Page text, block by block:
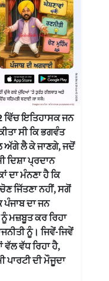
ਵਿੱਚ ਇਤਿਹਾਸਕ ਜਨ
ਸੀ ਕਿ ਭਗਵੰਤ
ਅੱਗੇ ਲੈ ਕੇ ਜਾਣਗੇ, ਜਦੋਂ
ਦਿਸ਼ਾ ਪ੍ਰਦਾਨ
ਦਾ ਮੰਨਣਾ ਹੈ ਕਿ
ਜਿੱਤਣਾ ਨਹੀਂ, ਸਗੋਂ
ਪੰਜਾਬ ਦਾ ਜਨ
ਮਜ਼ਬੂਤ ਕਰ ਰਿਹਾ
ਨੂੰ। ਜਿਵੇਂ-ਜਿਵੇਂ
ਵੱਲ ਵੱਧ ਰਿਹਾ ਹੈ,
ਪਾਰਟੀ ਦੀ ਮੌਜੂਦਾ